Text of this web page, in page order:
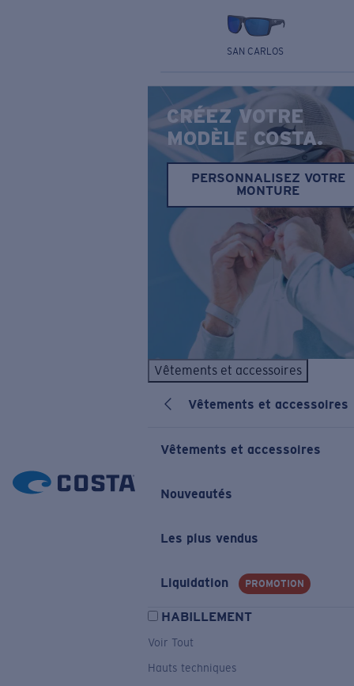
SAN CARLOS
CRÉEZ VOTRE
MODÈLE COSTA.
PERSONNALISEZ VOTRE
MONTURE
Vêtements et accessoires
Vêtements et accessoires
Vêtements et accessoires
Nouveautés
Les plus vendus
Liquidation PROMOTION
HABILLEMENT
Voir Tout
Hauts techniques